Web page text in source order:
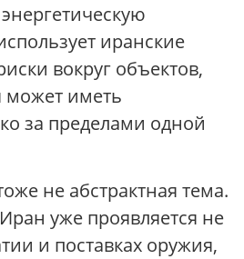
иранские
вокруг объектов,
может иметь
за пределами одной
не абстрактная тема.
уже проявляется не
и поставках оружия,